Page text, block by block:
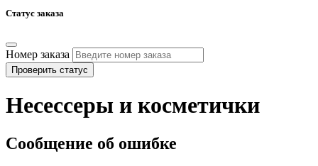
Статус заказа
Номер заказа
Проверить статус
Несессеры и косметички
Сообщение об ошибке